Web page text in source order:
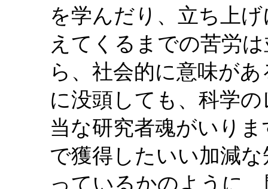
を学んだり、立ち上
えてくるまでの苦労
ら、社会的に意味が
に没頭しても、科学
当な研究者魂がいり
で獲得したいい加減
っているかのように